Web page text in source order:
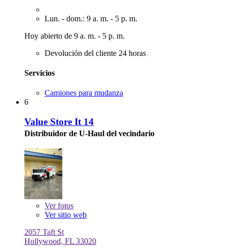
Lun. - dom.: 9 a. m. - 5 p. m.
Hoy abierto de 9 a. m. - 5 p. m.
Devolución del cliente 24 horas
Servicios
Camiones para mudanza
6
Value Store It 14
Distribuidor de U-Haul del vecindario
Verfotos
Ver sitio web
2057 Taft St
Hollywood, FL 33020